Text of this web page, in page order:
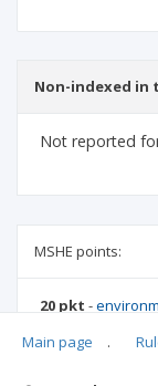
Non-indexed in
Not reported
MSHE points:
20 pkt -
horticulture
Main page .